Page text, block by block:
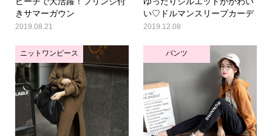
きサマーガウン
2019.08.21
い♡ドルマンスリーブカーデ
2019.12.08
ニットワンピース パンツ